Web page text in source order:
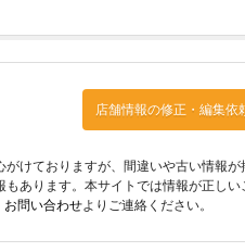
店舗情報の修正・編集依
けておりますが、間違いや古い情報
あります。本サイトでは情報が正し
お問い合わせよりご連絡ください。